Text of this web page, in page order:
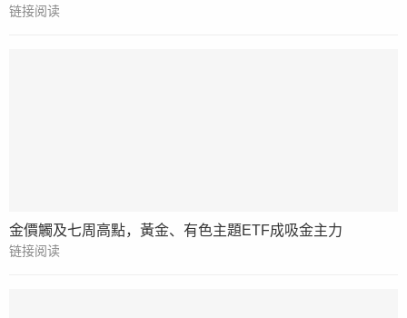
链接阅读
金價觸及七周高點，黃金、有色主題ETF成吸金主力
链接阅读